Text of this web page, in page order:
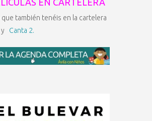
EN CARTELERA
también tenéis en la cartelera
y Canta 2.